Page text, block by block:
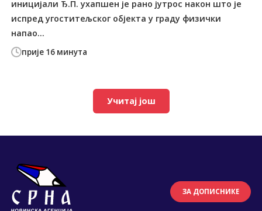
прије 16 минута
иницијали Ђ.П. ухапшен је рано јутрос након што је
испред угоститељског објекта у граду физички
напао...
Учитај још
ЗА ДОПИСНИКЕ